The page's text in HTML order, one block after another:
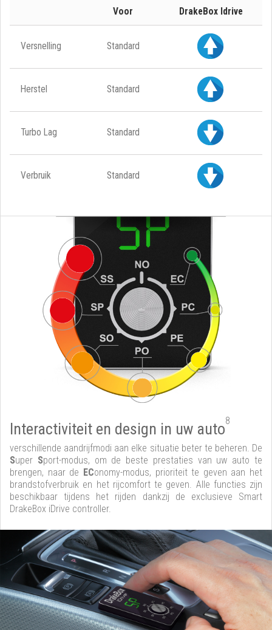
Voor DrakeBox Idrive
Versnelling Standard
Herstel Standard
Turbo Lag Standard
Verbruik Standard
Interactiviteit en design in uw auto8
verschillende aandrijfmodi aan elke situatie beter te beheren. De
Super Sport-modus, om de beste prestaties van uw auto te
brengen, naar de EConomy-modus, prioriteit te geven aan het
brandstofverbruik en het rijcomfort te geven. Alle functies zijn
beschikbaar tijdens het rijden dankzij de exclusieve Smart
DrakeBox iDrive controller.